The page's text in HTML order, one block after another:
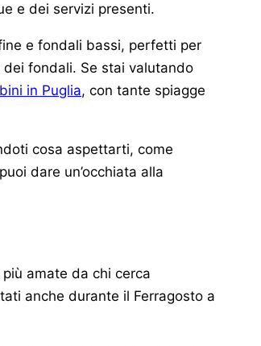
e dei servizi presenti.
e fondali bassi, perfetti per
dei fondali. Se stai valutando
in Puglia, con tante spiagge
cosa aspettarti, come
dare un’occhiata alla
più amate da chi cerca
anche durante il Ferragosto a